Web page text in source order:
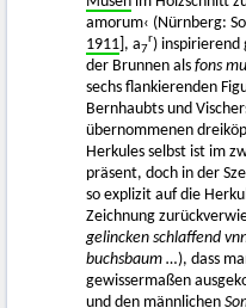
amorum‹ (Nürnberg:
1911 ], a7
r) inspirierend
der Brunnen als fons
sechs flankierenden
Bernhaubts und
übernommenen
Herkules selbst ist im
präsent, doch in der
so explizit auf die
Zeichnung
gelincken schlaffend
buchsbaum …), dass
gewissermaßen
und den männlichen